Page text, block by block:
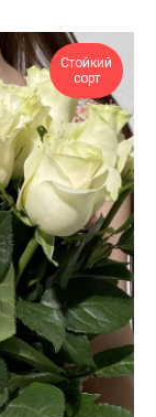
Стойкий
сорт